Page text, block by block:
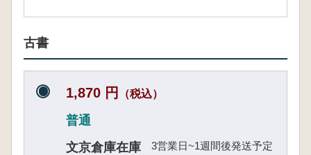
古書
1,870 円 （税込）
普通
文京倉庫在庫
3営業日~1週間後発送予定